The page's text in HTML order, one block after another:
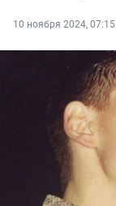
10 ноября 2024, 07:15